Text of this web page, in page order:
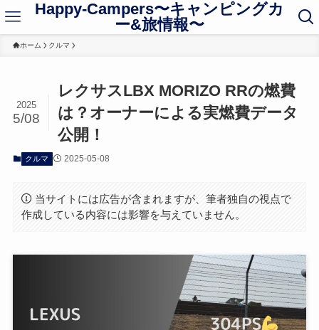
Happy-Campers〜キャンピングカ
ー&旅情報〜
ホーム クルマ
レクサスLBX MORIZO RRの燃費
は？オーナーによる実燃費データ
公開！
2025
5/08
クルマ 2025-05-08
当サイトには広告が含まれますが、筆者独自の視点で
作成している内容には影響を与えていません。